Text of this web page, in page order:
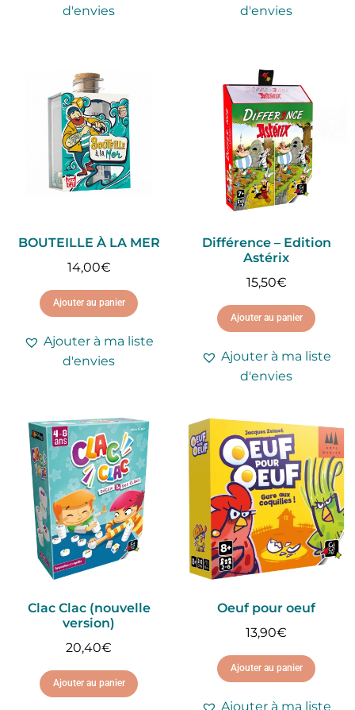
d'envies
d'envies
BOUTEILLE À LA MER
14,00€
Ajouter au panier
Ajouter à ma liste
d'envies
Différence – Edition
Astérix
15,50€
Ajouter au panier
Ajouter à ma liste
d'envies
Clac Clac (nouvelle
version)
20,40€
Ajouter au panier
Oeuf pour oeuf
13,90€
Ajouter au panier
Ajouter à ma liste